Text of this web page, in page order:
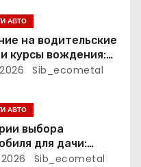
АВТО
на водительские
курсы вождения:
сроки и
Sib_ecometal
АВТО
выбора
для дачи:
Sib_ecometal